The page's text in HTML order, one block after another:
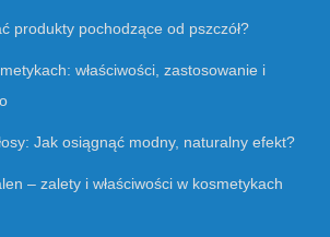
produkty pochodzące od pszczół?
właściwości, zastosowanie i
Jak osiągnąć modny, naturalny efekt?
– zalety i właściwości w kosmetykach